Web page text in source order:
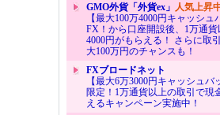
GMO外貨「外貨ex」 人気上昇
【最大100万4000円キャッシュ
FX！から口座開設後、1万通
4000円がもらえる！ さらに取
大100万円のチャンスも！
FXブロードネット
【最大6万3000円キャッシュバ
限定！1万通貨以上の取引で現
えるキャンペーン実施中！